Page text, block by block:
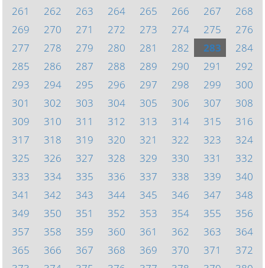
261
262 263 264 265 266 267
268
269
270 271 272 273 274 275
276
277
278 279 280 281 282 283
284
285
286 287 288 289 290 291
292
293
294 295 296 297 298 299
300
301
302 303 304 305 306 307
308
309
310 311 312 313 314 315
316
317
318 319 320 321 322 323
324
325
326 327 328 329 330 331
332
333
334 335 336 337 338 339
340
341
342 343 344 345 346 347
348
349
350 351 352 353 354 355
356
357
358 359 360 361 362 363
364
365
366 367 368 369 370 371
372